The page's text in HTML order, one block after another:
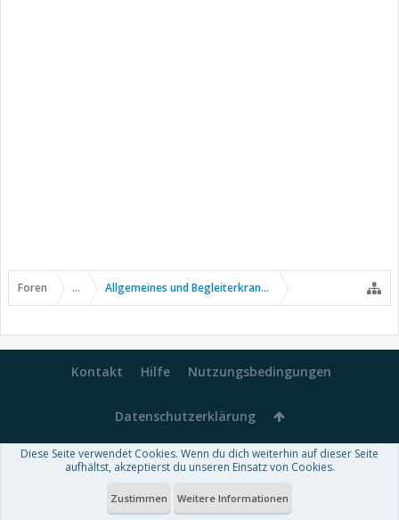
Foren ... Allgemeines und Begleiterkrankungen
Kontakt Hilfe Nutzungsbedingungen
Datenschutzerklärung
Forum software by XenForo™-Deutsch von xenDach
Theme designed byThemeHouse
Diese Seite verwendet Cookies. Wenn du dich weiterhin auf dieser Seite
aufhältst, akzeptierst du unseren Einsatz von Cookies.
Zustimmen Weitere Informationen